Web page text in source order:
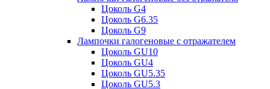
Цоколь G4
Цоколь G6.35
Цоколь G9
Лампочки галогеновые с отражателем
Цоколь GU10
Цоколь GU4
Цоколь GU5.35
Цоколь GU5.3